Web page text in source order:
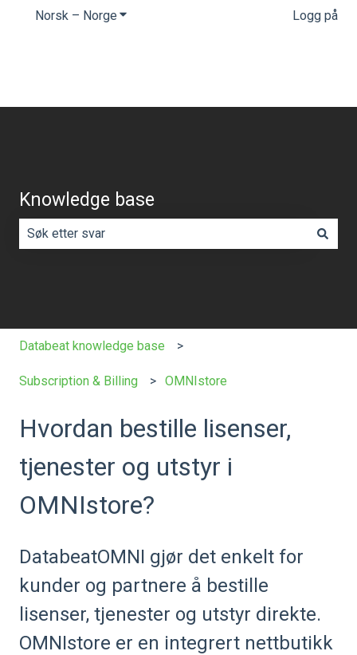
Norsk – Norge Vis undermeny for oversettelserLogg på
Knowledge base
Databeat knowledge base
Subscription & Billing OMNIstore
Hvordan bestille lisenser,
tjenester og utstyr i
OMNIstore?
DatabeatOMNI gjør det enkelt for
kunder og partnere å bestille
lisenser, tjenester og utstyr direkte.
OMNIstore er en integrert nettbutikk